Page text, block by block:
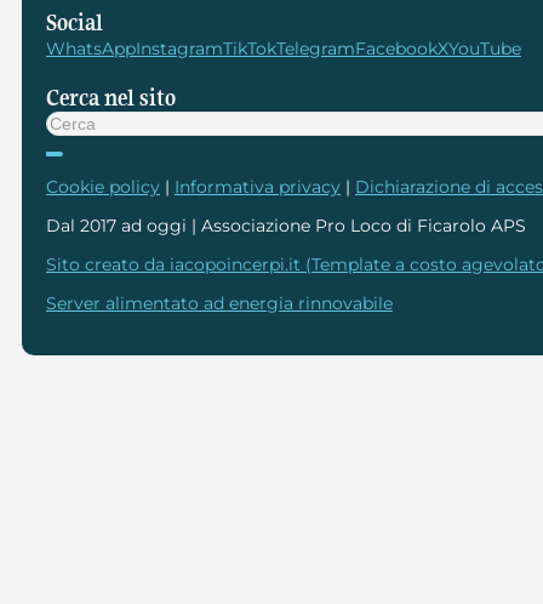
Social
WhatsAppInstagramTikTokTelegramFacebookXYouTube
Cerca nel sito
Cerca
Cookie policy | Informativa privacy | Dichiarazione di
Dal 2017 ad oggi | Associazione Pro Loco di Ficarolo APS
Sito creato da iacopoincerpi.it (Template a costo
Server alimentato ad energia rinnovabile